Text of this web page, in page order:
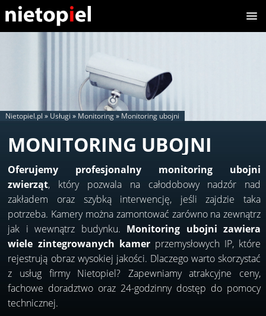
Nietopiel.pl » Usługi » Monitoring» Monitoring ubojni
MONITORING UBOJNI
Oferujemy profesjonalny monitoring ubojni
zwierząt, który pozwala na całodobowy nadzór nad
zakładem oraz szybką interwencję, jeśli zajdzie taka
potrzeba. Kamery można zamontować zarówno na zewnątrz
jak i wewnątrz budynku. Monitoring ubojni zawiera
wiele zintegrowanych kamerprzemysłowych IP, które
rejestrują obraz wysokiej jakości. Dlaczego warto skorzystać
z usług firmy Nietopiel? Zapewniamy atrakcyjne ceny,
fachowe doradztwo oraz 24-godzinny dostęp do pomocy
technicznej.